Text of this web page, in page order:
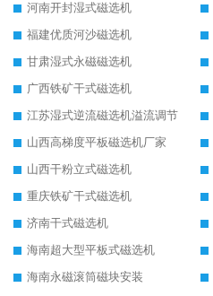
河南开封湿式磁选机
福建优质河沙磁选机
甘肃湿式永磁磁选机
广西铁矿干式磁选机
江苏湿式逆流磁选机溢流调节
山西高梯度平板磁选机厂家
山西干粉立式磁选机
重庆铁矿干式磁选机
济南干式磁选机
海南超大型平板式磁选机
海南永磁滚筒磁块安装